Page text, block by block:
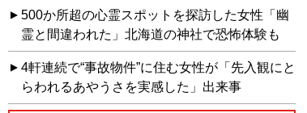
500か所超の心霊スポットを探訪した女性「幽
霊と間違われた」北海道の神社で恐怖体験も
4軒連続で“事故物件”に住む女性が「先入観にと
らわれるあやうさを実感した」出来事